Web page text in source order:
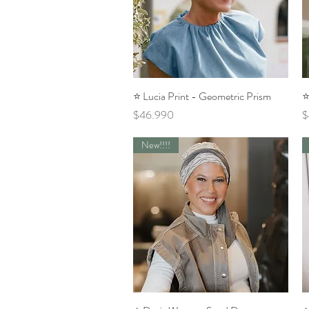
Vista rápida
⭐️ Lucia Print - Geometric Prism
Precio
$46.990
New!!!!